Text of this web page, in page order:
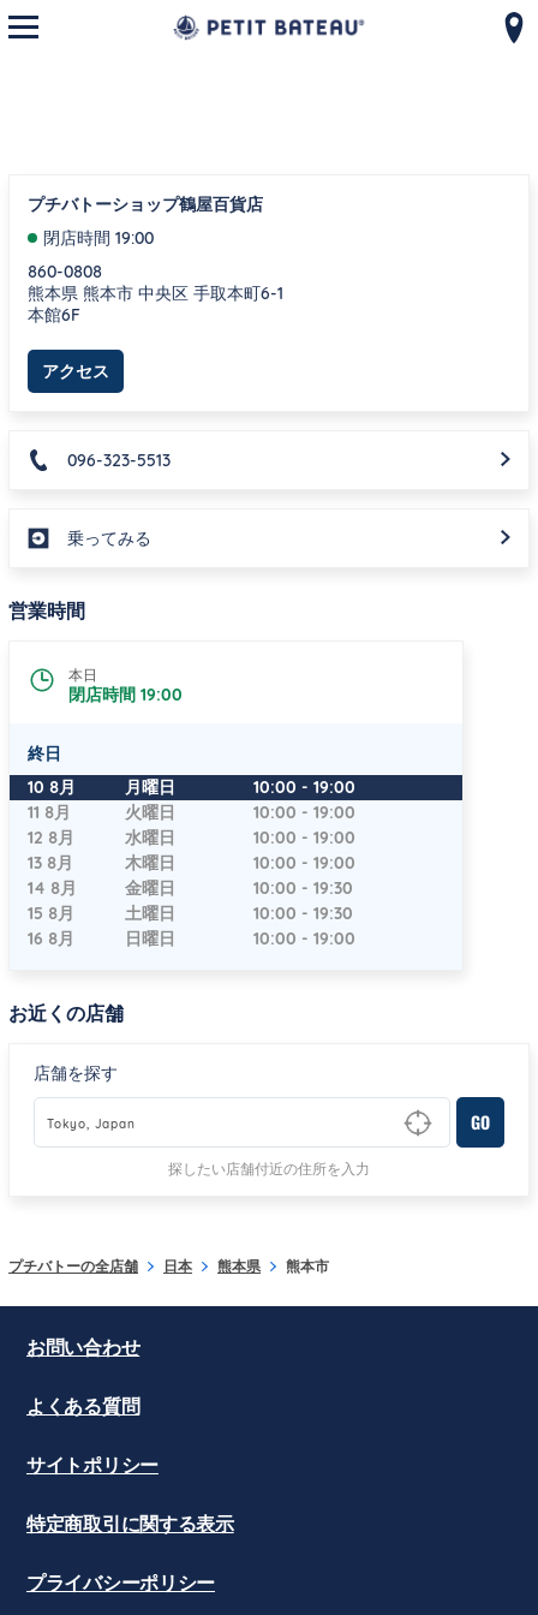
モバイルメニューを開く
プチバトーショップ鶴屋百貨店
閉店時間 19:00
860-0808
熊本県 熊本市 中央区 手取本町6-1
本館6F
アクセス
096-323-5513
乗ってみる
営業時間
本日
閉店時間 19:00
終日
曜日時間
10 8月 月曜日 10:00 - 19:00
11 8月
火曜日 10:00 - 19:00
12 8月
水曜日 10:00 - 19:00
13 8月
木曜日 10:00 - 19:00
14 8月
金曜日 10:00 - 19:30
15 8月
土曜日 10:00 - 19:30
16 8月
日曜日 10:00 - 19:00
お近くの店舗
店舗を探す
Type to begin querying for matching results
GO
探したい店舗付近の住所を入力
プチバトーの全店舗 日本 熊本県 熊本市
お問い合わせ
よくある質問
サイトポリシー
特定商取引に関する表示
プライバシーポリシー